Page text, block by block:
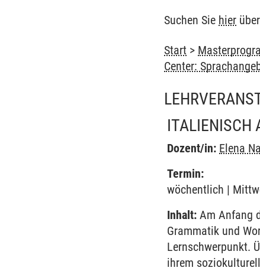
Suchen Sie hier
Start >
Center:
ITALIENISCH
Dozent/in: Elena
Termin:
wöchentlich |
Inhalt: Am Anfang
Grammatik und
Lernschwerpunkt.
ihrem